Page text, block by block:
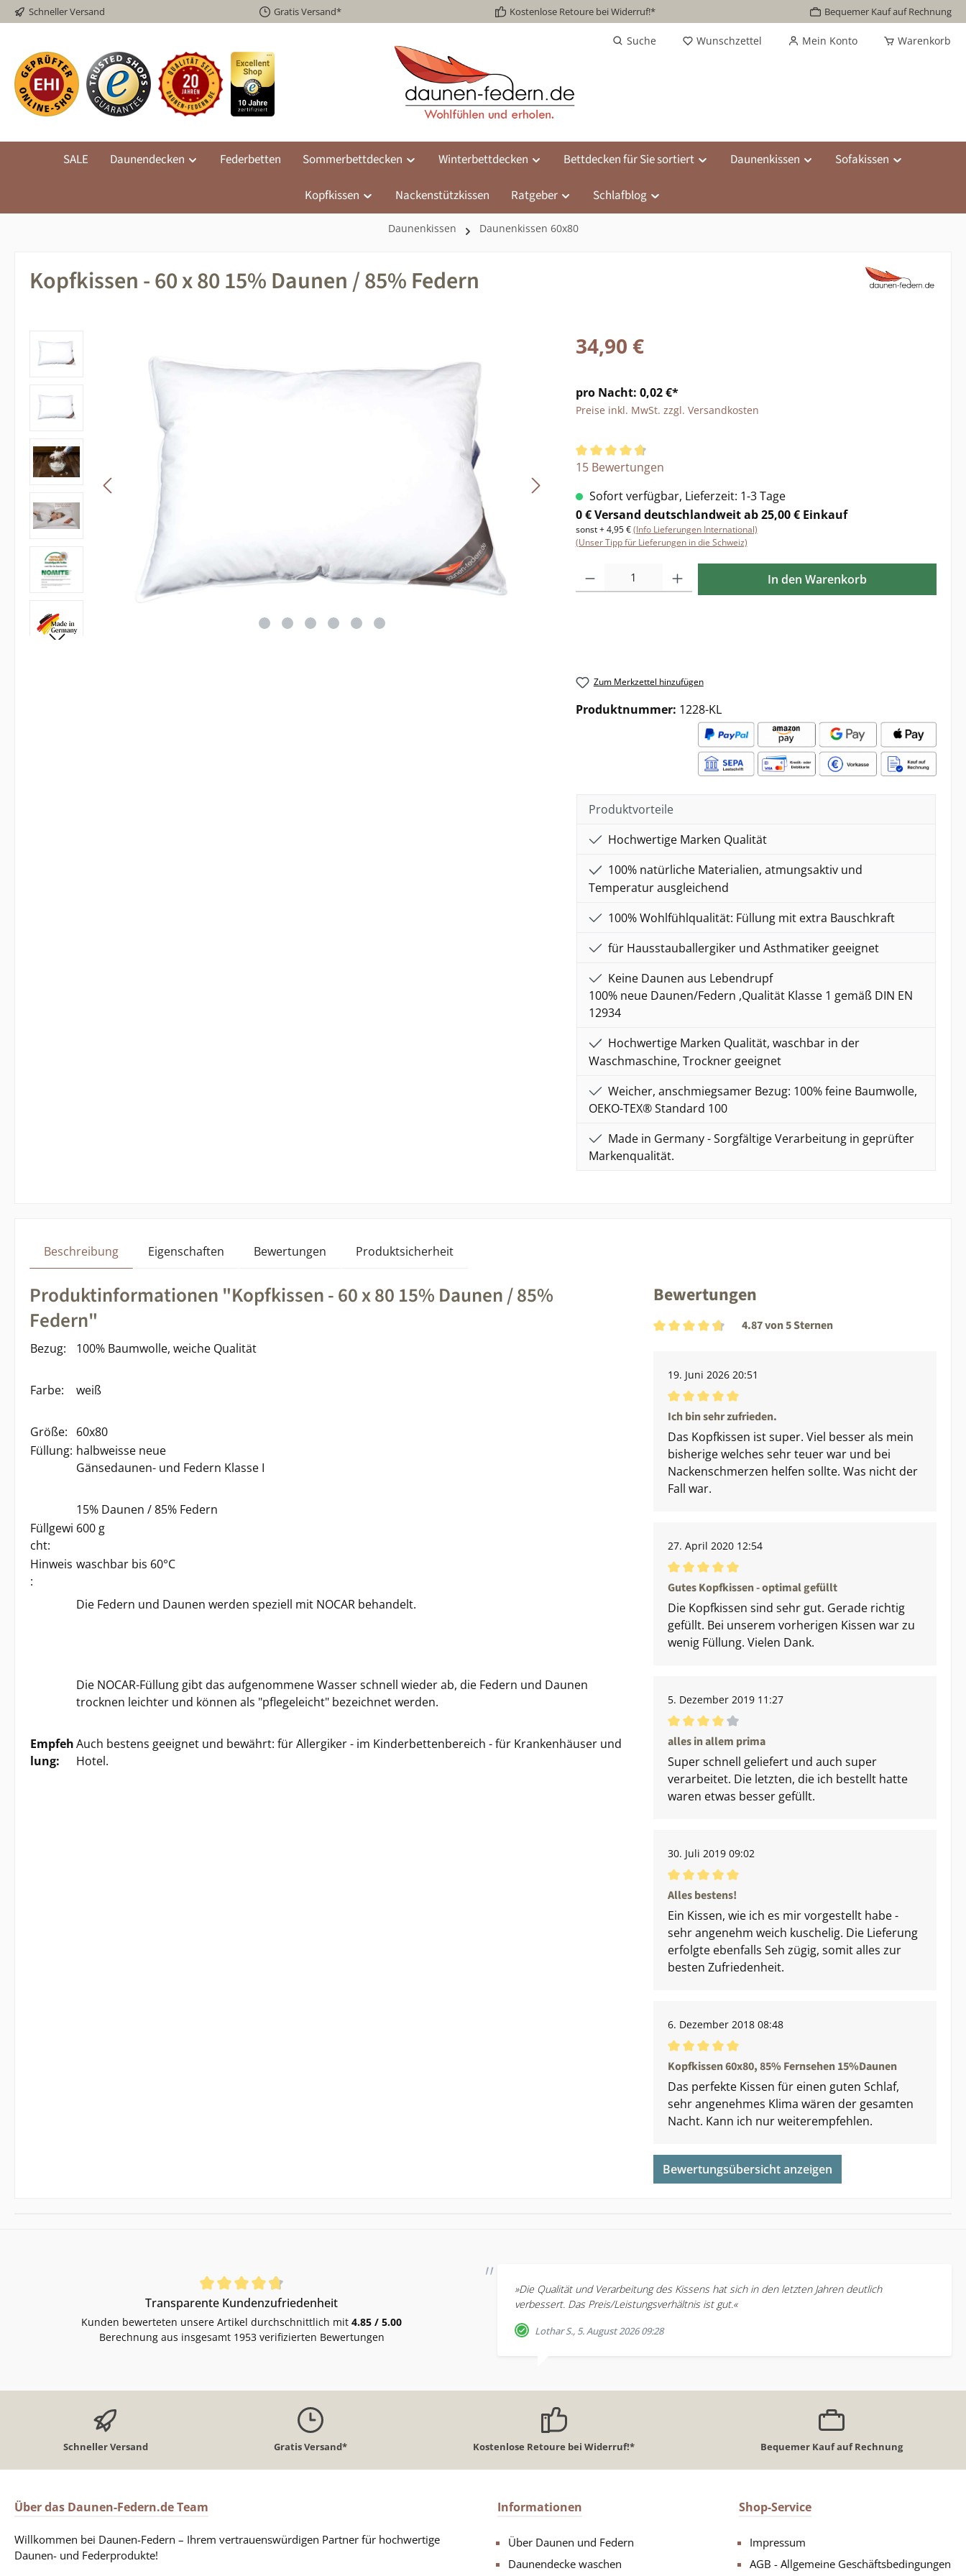
Hauptinhalt springen
Zur Suche springen
Zur Hauptnavigation springen
Schneller Versand Gratis Versand* Kostenlose Retoure bei Widerruf!* Bequemer Kauf auf Rechnung
Suche Wunschzettel Mein Konto Warenkorb
SALE Daunendecken Federbetten Sommerbettdecken Winterbettdecken Bettdecken für Sie sortiert Daunenkissen Sofakissen
Kopfkissen Nackenstützkissen Ratgeber Schlafblog
Daunenkissen Daunenkissen 60x80
Kopfkissen - 60 x 80 15% Daunen / 85% Federn
Bildergalerie überspringen 34,90 €
pro Nacht: 0,02 €*
Preise inkl. MwSt. zzgl. Versandkosten
Durchschnittliche Bewertung von 4.87 von 5 Sternen
15 Bewertungen
Sofort verfügbar, Lieferzeit: 1-3 Tage
0 € Versand deutschlandweit ab 25,00 € Einkauf
sonst + 4,95 €(Info Lieferungen International)
(Unser Tipp für Lieferungen in die Schweiz)
Produkt Anzahl: Gib den gewünschten Wert ein oder benutze die
In den Warenkorb
Zum Merkzettel hinzufügen
Produktnummer: 1228-KL
Produktvorteile
Hochwertige Marken Qualität
100% natürliche Materialien, atmungsaktiv und
Temperatur ausgleichend
100% Wohlfühlqualität: Füllung mit extra Bauschkraft
für Hausstauballergiker und Asthmatiker geeignet
Keine Daunen aus Lebendrupf
100% neue Daunen/Federn ,Qualität Klasse 1 gemäß DIN EN
12934
Hochwertige Marken Qualität, waschbar in der
Waschmaschine, Trockner geeignet
Weicher, anschmiegsamer Bezug: 100% feine Baumwolle,
OEKO-TEX® Standard 100
Made in Germany - Sorgfältige Verarbeitung in geprüfter
Markenqualität.
Beschreibung Eigenschaften Bewertungen Produktsicherheit
Produktinformationen "Kopfkissen - 60 x 80 15% Daunen / 85%
Federn"
Bezug: 100% Baumwolle, weiche Qualität
Farbe: weiß
Größe:
60x80
Füllung: halbweisse neue
Gänsedaunen- und Federn Klasse I
15% Daunen / 85% Federn
Füllgewi
cht:
600 g
Hinweis
:
waschbar bis 60°C
Die Federn und Daunen werden speziell mit NOCAR behandelt.
Die NOCAR-Füllung gibt das aufgenommene Wasser schnell wieder ab, die Federn und Daunen
trocknen leichter und können als "pflegeleicht" bezeichnet werden.
Empfeh
lung:
Auch bestens geeignet und bewährt: für Allergiker - im Kinderbettenbereich - für Krankenhäuser und
Hotel.
Bewertungen
4.87 von 5 Sternen
19. Juni 2026 20:51
Durchschnittliche Bewertung von 5 von 5 Sternen
Ich bin sehr zufrieden.
Das Kopfkissen ist super. Viel besser als mein
bisherige welches sehr teuer war und bei
Nackenschmerzen helfen sollte. Was nicht der
Fall war.
27. April 2020 12:54
Durchschnittliche Bewertung von 5 von 5 Sternen
Gutes Kopfkissen - optimal gefüllt
Die Kopfkissen sind sehr gut. Gerade richtig
gefüllt. Bei unserem vorherigen Kissen war zu
wenig Füllung. Vielen Dank.
5. Dezember 2019 11:27
Durchschnittliche Bewertung von 4 von 5 Sternen
alles in allem prima
Super schnell geliefert und auch super
verarbeitet. Die letzten, die ich bestellt hatte
waren etwas besser gefüllt.
30. Juli 2019 09:02
Durchschnittliche Bewertung von 5 von 5 Sternen
Alles bestens!
Ein Kissen, wie ich es mir vorgestellt habe -
sehr angenehm weich kuschelig. Die Lieferung
erfolgte ebenfalls Seh zügig, somit alles zur
besten Zufriedenheit.
6. Dezember 2018 08:48
Durchschnittliche Bewertung von 5 von 5 Sternen
Kopfkissen 60x80, 85% Fernsehen 15%Daunen
Das perfekte Kissen für einen guten Schlaf,
sehr angenehmes Klima wären der gesamten
Nacht. Kann ich nur weiterempfehlen.
Bewertungsübersicht anzeigen
Durchschnittliche Bewertung von 4.85 von 5 Sternen
Transparente Kundenzufriedenheit
Kunden bewerteten unsere Artikel durchschnittlich mit 4.85 / 5.00
Berechnung aus insgesamt 1953 verifizierten Bewertungen
»Die Qualität und Verarbeitung des Kissens hat sich in den letzten Jahren deutlich
verbessert. Das Preis/Leistungsverhältnis ist gut.«
Lothar S., 5. August 2026 09:28
Schneller Versand Gratis Versand* Kostenlose Retoure bei Widerruf!* Bequemer Kauf auf Rechnung
Über das Daunen-Federn.de Team
Willkommen bei Daunen-Federn – Ihrem vertrauenswürdigen Partner für hochwertige
Daunen- und Federprodukte!
Informationen
Über Daunen und Federn
Daunendecke waschen
Shop-Service
Impressum
AGB - Allgemeine Geschäftsbedingungen